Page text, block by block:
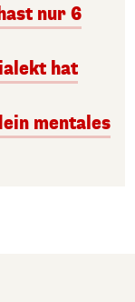
nur 6
hat
mentales